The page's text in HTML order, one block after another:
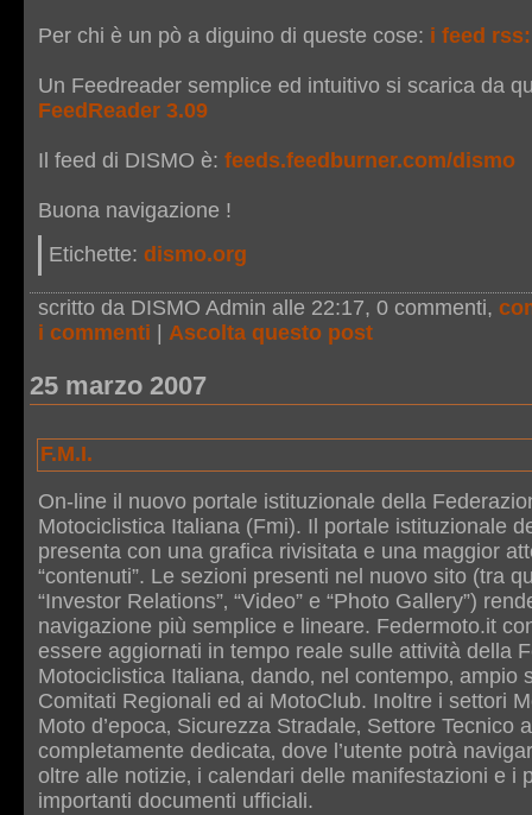
Per chi è un pò a diguino di queste cose: i feed
Un Feedreader semplice ed intuitivo si scarica da
FeedReader 3.09
Il feed di DISMO è: feeds.feedburner.com/dismo
Buona navigazione !
Etichette:dismo.org
scritto da DISMO Admin alle 22:17, 0 commenti,
i commenti
Ascolta questo post
25 marzo 2007
F.M.I.
On-line il nuovo portale istituzionale della
Motociclistica Italiana (Fmi). Il portale istituzionale
presenta con una grafica rivisitata e una maggior
“contenuti”. Le sezioni presenti nel nuovo sito (tra
“Investor Relations”‚ “Video” e “Photo Gallery”)
navigazione più semplice e lineare. Federmoto.it
essere aggiornati in tempo reale sulle attività della
Motociclistica Italiana‚ dando‚ nel contempo‚ ampio
Comitati Regionali ed ai MotoClub. Inoltre i settori
Moto d’epoca‚ Sicurezza Stradale‚ Settore Tecnico
completamente dedicata‚ dove l’utente potrà
oltre alle notizie‚ i calendari delle manifestazioni e i
importanti documenti ufficiali.